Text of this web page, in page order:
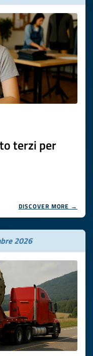
terzi per
DISCOVER MORE →
2026